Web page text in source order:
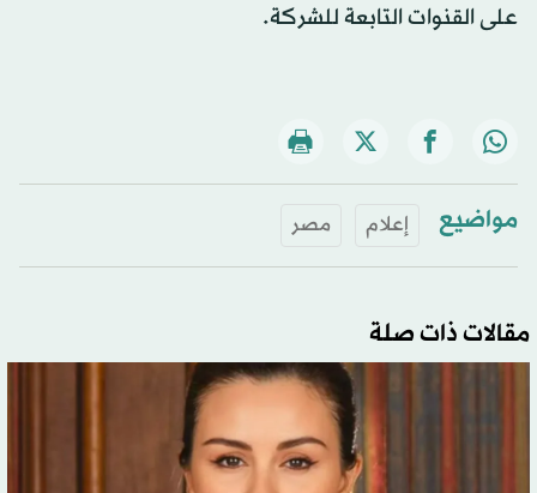
على القنوات التابعة للشركة.
مواضيع إعلام مصر
مقالات ذات صلة